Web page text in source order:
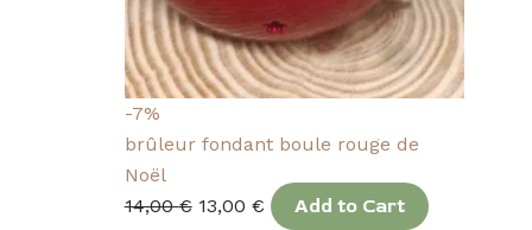
-7%
brûleur fondant boule rouge de
Noël
14,00€ 13,00 € Add to Cart